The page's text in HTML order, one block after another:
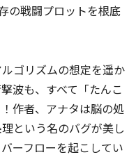
の戦闘プロットを根底
ゴリズムの想定を遥か
波も、すべて「たんこ
作者、アナタは脳の処
という名のバグが美し
ーフローを起こしてい